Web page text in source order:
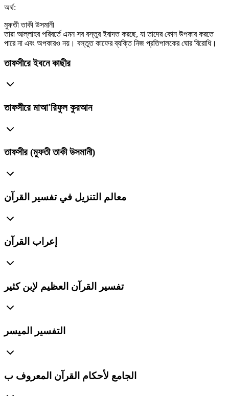
অর্থ:
মুফতী তাকী উসমানী
তারা আল্লাহর পরিবর্তে এমন সব বস্তুর ইবাদত করছে, যা তাদের কোন উপকার করতে
পারে না এবং অপকারও নয়। বস্তুত কাফের ব্যক্তি নিজ প্রতিপালকের ঘোর বিরোধি।
তাফসীরে ইবনে কাছীর
তাফসীরে মাআ'রিফুল কুরআন
তাফসীর (মুফতী তাকী উসমানী)
معالم التنزيل في تفسير القرآن
إعراب القرآن
تفسير القرآن العظيم لإبن كثير
التفسير الميسر
الجامع لأحكام القرآن المعروف ب